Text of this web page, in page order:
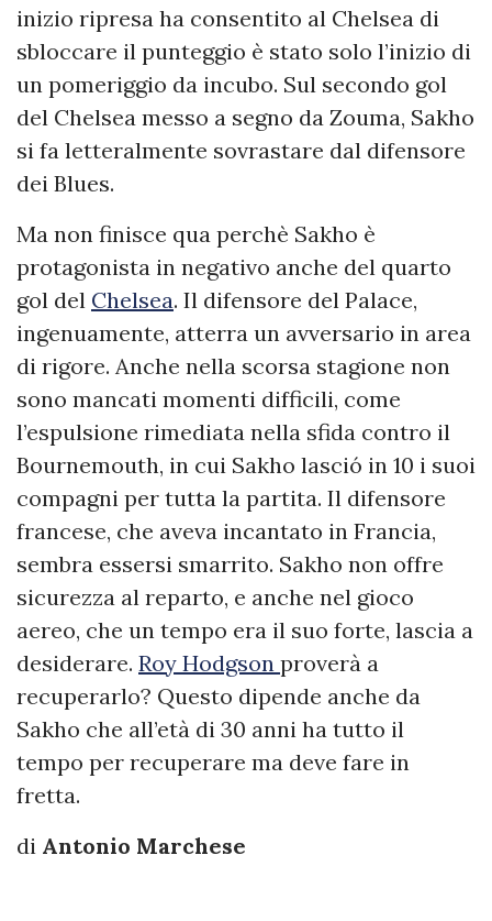
inizio ripresa ha consentito al Chelsea di
sbloccare il punteggio è stato solo l’inizio di
un pomeriggio da incubo. Sul secondo gol
del Chelsea messo a segno da Zouma, Sakho
si fa letteralmente sovrastare dal difensore
dei Blues.
Ma non finisce qua perchè Sakho è
protagonista in negativo anche del quarto
gol del Chelsea. Il difensore del Palace,
ingenuamente, atterra un avversario in area
di rigore. Anche nella scorsa stagione non
sono mancati momenti difficili, come
l’espulsione rimediata nella sfida contro il
Bournemouth, in cui Sakho lasció in 10 i suoi
compagni per tutta la partita. Il difensore
francese, che aveva incantato in Francia,
sembra essersi smarrito. Sakho non offre
sicurezza al reparto, e anche nel gioco
aereo, che un tempo era il suo forte, lascia a
desiderare. Roy Hodgson proverà a
recuperarlo? Questo dipende anche da
Sakho che all’età di 30 anni ha tutto il
tempo per recuperare ma deve fare in
fretta.
di Antonio Marchese